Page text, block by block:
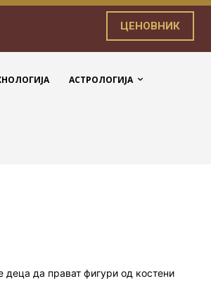
ЦЕНОВНИК
АСТРОЛОГИЈА